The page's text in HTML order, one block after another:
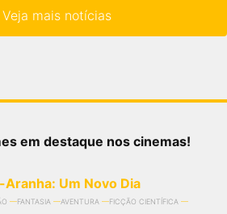
mais notícias
em destaque nos cinemas!
Aranha: Um Novo Dia
FANTASIA AVENTURA
FICÇÃO CIENTÍFICA